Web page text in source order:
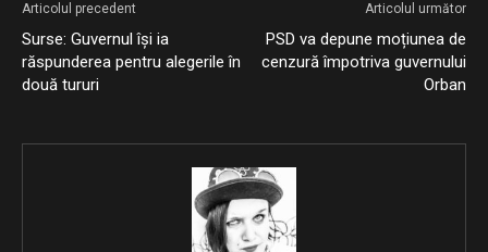
Articolul precedent
Surse: Guvernul își ia
răspunderea pentru alegerile în
două tururi
Articolul următor
PSD va depune moțiunea de
cenzură împotriva guvernului
Orban